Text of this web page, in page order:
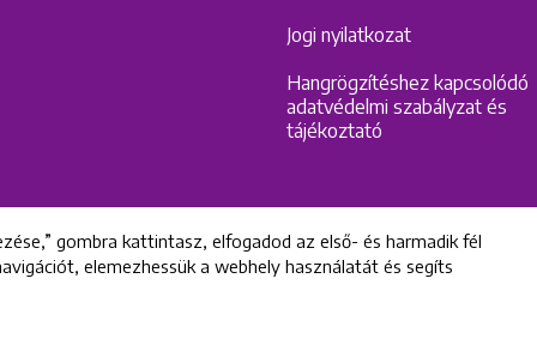
Jogi nyilatkozat
Hangrögzítéshez kapcsolódó
adatvédelmi szabályzat és
tájékoztató
All rights reserved © 2022 Uniklinik Dental and Implant Center
gombra kattintasz, elfogadod az első- és harmadik fél
elemezhessük a webhely használatát és segíts